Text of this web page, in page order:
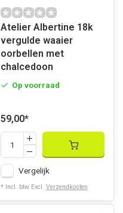
Atelier Albertine 18k
vergulde waaier
oorbellen met
chalcedoon
Op voorraad
59,00*
Vergelijk
* Incl. btw Excl. Verzendkosten